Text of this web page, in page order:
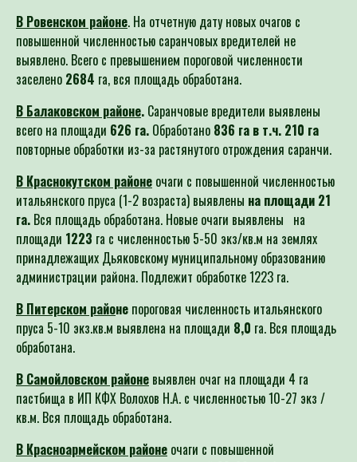
В Ровенском районе . На отчетную дату новых очагов с
повышенной численностью саранчовых вредителей не
выявлено. Всего с превышением пороговой численности
заселено2684га, вся площадь обработана.
В Балаковском районе Саранчовые вредители выявлены
всего на площади626 га.Обработано836 га в т.ч. 210 га
повторные обработки из-за растянутого отрождения саранчи.
В Краснокутском районе очаги с повышенной численностью
итальянского пруса (1-2 возраста) выявленына площади 21
га.Вся площадь обработана. Новые очаги выявлены на
площади1223га с численностью 5-50 экз/кв.м на землях
принадлежащих Дьяковскому муниципальному образованию
администрации района. Подлежит обработке 1223 га.
В Питерском районе пороговая численность итальянского
пруса 5-10 экз.кв.м выявлена на площади8,0 га. Вся площадь
обработана.
В Самойловском районе выявлен очаг на площади 4 га
пастбища в ИП КФХ Волохов Н.А. с численностью 10-27 экз /
кв.м. Вся площадь обработана.
В Красноармейском районе очаги с повышенной